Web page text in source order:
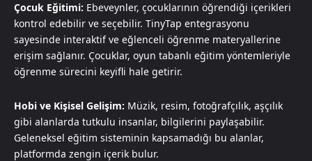
Çocuk Eğitimi: Ebeveynler, çocuklarının öğrendiği içerikleri
kontrol edebilir ve seçebilir. TinyTap entegrasyonu
sayesinde interaktif ve eğlenceli öğrenme materyallerine
erişim sağlanır. Çocuklar, oyun tabanlı eğitim yöntemleriyle
öğrenme sürecini keyifli hale getirir.
Hobi ve Kişisel Gelişim: Müzik, resim, fotoğrafçılık, aşçılık
gibi alanlarda tutkulu insanlar, bilgilerini paylaşabilir.
Geleneksel eğitim sisteminin kapsamadığı bu alanlar,
platformda zengin içerik bulur.